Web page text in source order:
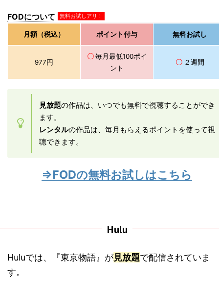
FODについて 無料お試しアリ！
月額（税込） ポイント付与 無料お試し
977円
〇毎月最低100ポイ
ント
〇 ２週間
見放題の作品は、いつでも無料で視聴することができ
ます。
レンタルの作品は、毎月もらえるポイントを使って視
聴できます。
⇒FODの無料お試しはこちら
Hulu
Huluでは、『東京物語』が見放題で配信されていま
す。